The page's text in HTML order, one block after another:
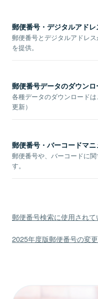
郵便番号・デジタルアド
郵便番号とデジタルアドレ
を提供。
郵便番号データのダウンロ
各種データのダウンロード
更新）
郵便番号・バーコードマ
郵便番号や、バーコードに
す。
郵便番号検索に使用され
2025年度版郵便番号の変